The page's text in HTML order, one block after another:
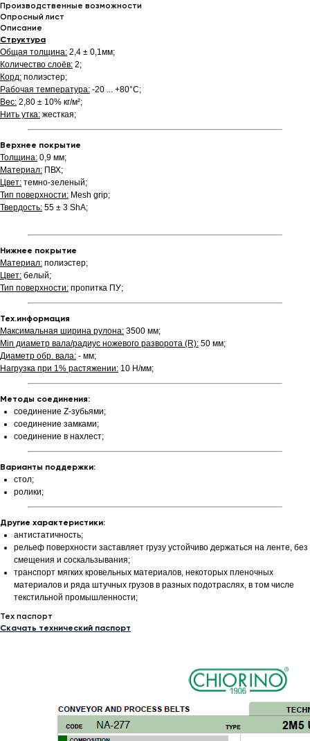
Производственные возможности
Опросный лист
Описание
Структура
Общая толщина: 2,4 ± 0,1мм;
Количество слоёв: 2;
Корд: полиэстер;
Рабочая температура: -20 ... +80°С;
Вес: 2,80 ± 10% кг/м²;
Нить утка: жесткая;
Верхнее покрытие
Толщина: 0,9 мм;
Материал: ПВХ;
Цвет: темно-зеленый;
Тип поверхности: Mesh grip;
Твердость: 55 ± 3 ShA;
Нижнее покрытие
Материал: полиэстер;
Цвет: белый;
Тип поверхности: пропитка ПУ;
Тех.информация
Максимальная ширина рулона: 3500 мм;
Min диаметр вала/радиус ножевого разворота (R): 50 мм;
Диаметр обр. вала: - мм;
Нагрузка при 1% растяжении: 10 Н/мм;
Методы соединения:
соединение Z-зубьями;
соединение замками;
соединение в нахлест;
Варианты поддержки:
стол;
ролики;
Другие характеристики:
антистатичность;
рельеф поверхности заставляет грузу устойчиво держаться на ленте, без
смещения и соскальзывания;
транспорт мягких кровельных материалов, некоторых пленочных
материалов и ряда штучных грузов в разных подотраслях, в том числе
текстильной промышленности;
Тех паспорт
Скачать технический паспорт